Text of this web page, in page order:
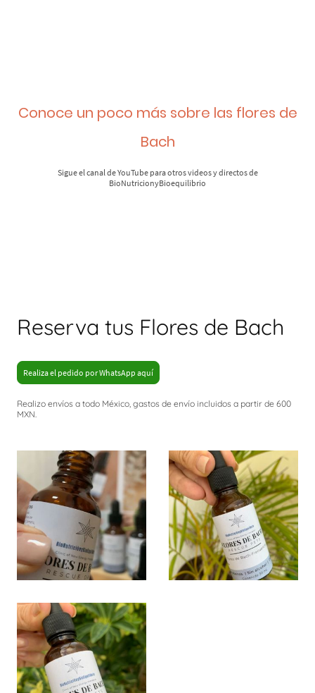
Conoce un poco más sobre las flores de
Bach
Sigue el canal de YouTube para otros videos y directos de
BioNutricionyBioequilibrio
Reserva tus Flores de Bach
Realiza el pedido por WhatsApp aquí
Realizo envíos a todo México, gastos de envío incluidos a partir de 600
MXN.